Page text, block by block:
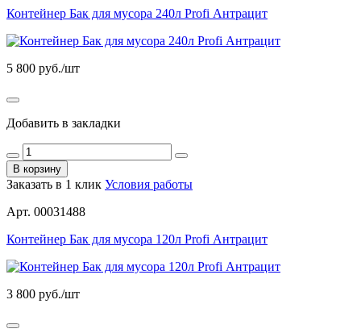
Контейнер Бак для мусора 240л Profi Антрацит
5 800 руб./шт
Добавить в закладки
В корзину
Заказать в 1 клик Условия работы
Арт. 00031488
Контейнер Бак для мусора 120л Profi Антрацит
3 800 руб./шт